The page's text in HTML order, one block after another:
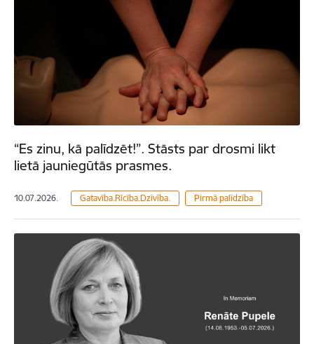
“Es zinu, kā palīdzēt!”. Stāsts par drosmi likt
lietā jauniegūtās prasmes.
10.07.2026. Gatavība.Rīcība.Dzīvība. Pirmā palīdzība